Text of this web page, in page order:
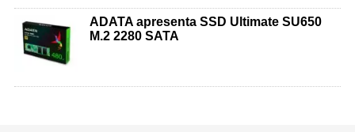
ADATA apresenta SSD Ultimate SU650
M.2 2280 SATA